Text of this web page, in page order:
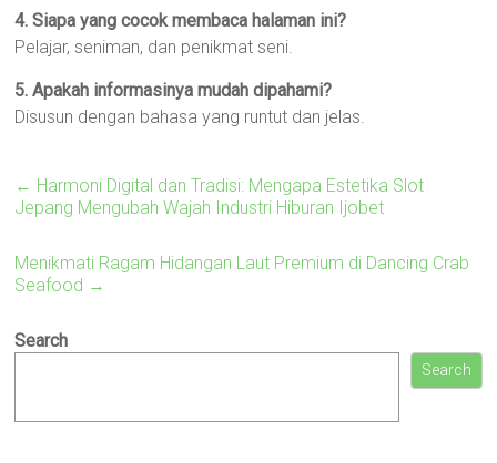
4. Siapa yang cocok membaca halaman ini?
Pelajar, seniman, dan penikmat seni.
5. Apakah informasinya mudah dipahami?
Disusun dengan bahasa yang runtut dan jelas.
← Harmoni Digital dan Tradisi: Mengapa Estetika Slot
Jepang Mengubah Wajah Industri Hiburan Ijobet
Menikmati Ragam Hidangan Laut Premium di Dancing Crab
Seafood →
Search
Search